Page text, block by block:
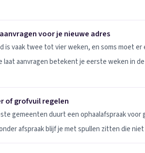
voor je nieuwe adres afvinken
voor je nieuwe adres
is vaak twee tot vier weken, en soms moet er
laat aanvragen betekent je eerste weken in
regelen afvinken
of grofvuil regelen
gemeenten duurt een ophaalafspraak
afspraak blijf je met spullen zitten die